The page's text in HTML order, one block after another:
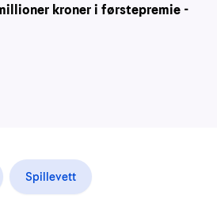
kroner i førstepremie -
Spillevett